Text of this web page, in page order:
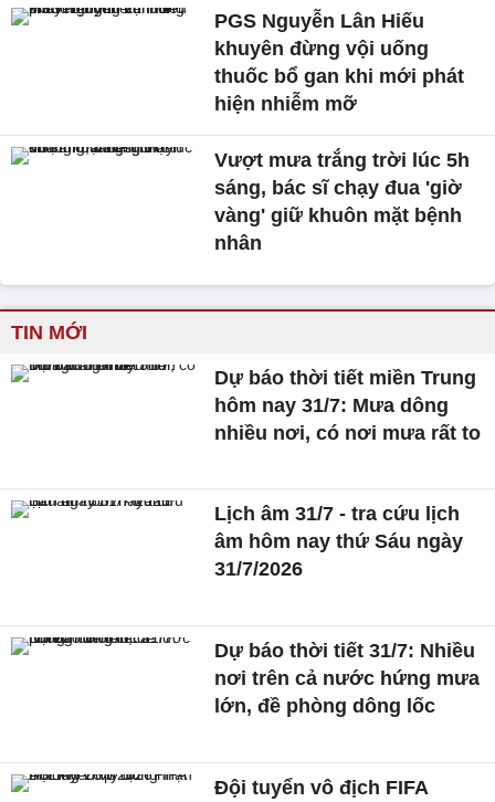
PGS Nguyễn Lân Hiếu
khuyên đừng vội uống
thuốc bổ gan khi mới phát
hiện nhiễm mỡ
Vượt mưa trắng trời lúc 5h
sáng, bác sĩ chạy đua 'giờ
vàng' giữ khuôn mặt bệnh
nhân
TIN MỚI
Dự báo thời tiết miền Trung
hôm nay 31/7: Mưa dông
nhiều nơi, có nơi mưa rất to
Lịch âm 31/7 - tra cứu lịch
âm hôm nay thứ Sáu ngày
31/7/2026
Dự báo thời tiết 31/7: Nhiều
nơi trên cả nước hứng mưa
lớn, đề phòng dông lốc
Đội tuyển vô địch FIFA